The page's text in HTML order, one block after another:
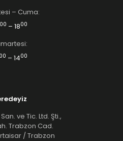
– Cuma:
00 – 1800
00 – 1400
ve Tic. Ltd. Şti.,
Trabzon Cad.
/ Trabzon